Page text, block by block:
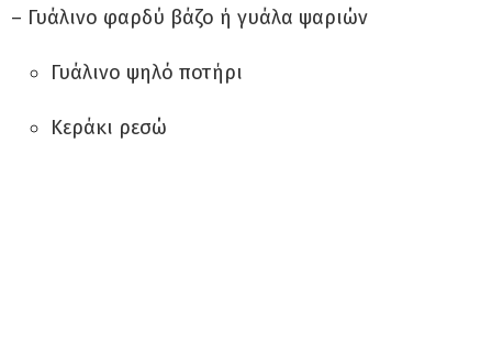
– Γυάλινο φαρδύ βάζο ή γυάλα ψαριών
Γυάλινο ψηλό ποτήρι
Κεράκι ρεσώ